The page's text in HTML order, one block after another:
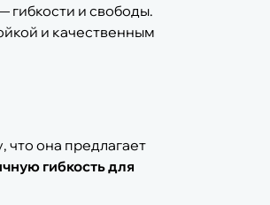
гибкости и свободы.
и качественным
что она предлагает
гибкость для